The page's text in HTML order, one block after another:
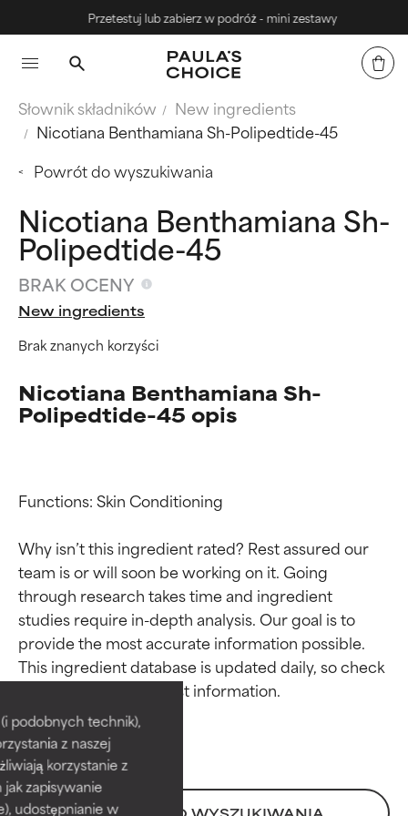
podobnych technik),
z naszej
korzystanie z
zapisywanie
udostępnianie w
Przetestuj lub zabierz w podróż - mini zestawy
Słownik składników
New ingredients
Nicotiana Benthamiana Sh-Polipedtide-45
Powrót do wyszukiwania
Nicotiana Benthamiana Sh-
Polipedtide-45
BRAK OCENY
New ingredients
Brak znanych korzyści
Nicotiana Benthamiana Sh-
Polipedtide-45 opis
Functions: Skin Conditioning
Why isn’t this ingredient rated? Rest assured our
team is or will soon be working on it. Going
through research takes time and ingredient
studies require in-depth analysis. Our goal is to
provide the most accurate information possible.
This ingredient database is updated daily, so check
Oceny składników
BEST
Udowodnione i potwierdzone
przez niezależne badania.
odpowiedni dla większości
Oceny składników
BEST
Udowodnione i potwierdzone
przez niezależne badania.
odpowiedni dla większości